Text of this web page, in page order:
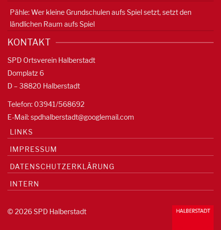
Pähle: Wer kleine Grundschulen aufs Spiel setzt, setzt den
ländlichen Raum aufs Spiel
KONTAKT
SPD Ortsverein Halberstadt
Domplatz 6
D – 38820 Halberstadt
Telefon: 03941/568692
E-Mail:spdhalberstadt@googlemail.com
LINKS
IMPRESSUM
DATENSCHUTZERKLÄRUNG
INTERN
© 2026 SPD Halberstadt